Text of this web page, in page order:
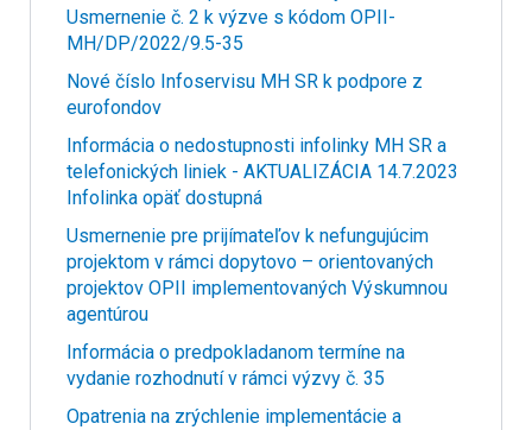
Usmernenie č. 2 k výzve s kódom OPII-
MH/DP/2022/9.5-35
Nové číslo Infoservisu MH SR k podpore z
eurofondov
Informácia o nedostupnosti infolinky MH SR a
telefonických liniek - AKTUALIZÁCIA 14.7.2023
Infolinka opäť dostupná
Usmernenie pre prijímateľov k nefungujúcim
projektom v rámci dopytovo – orientovaných
projektov OPII implementovaných Výskumnou
agentúrou
Informácia o predpokladanom termíne na
vydanie rozhodnutí v rámci výzvy č. 35
Opatrenia na zrýchlenie implementácie a